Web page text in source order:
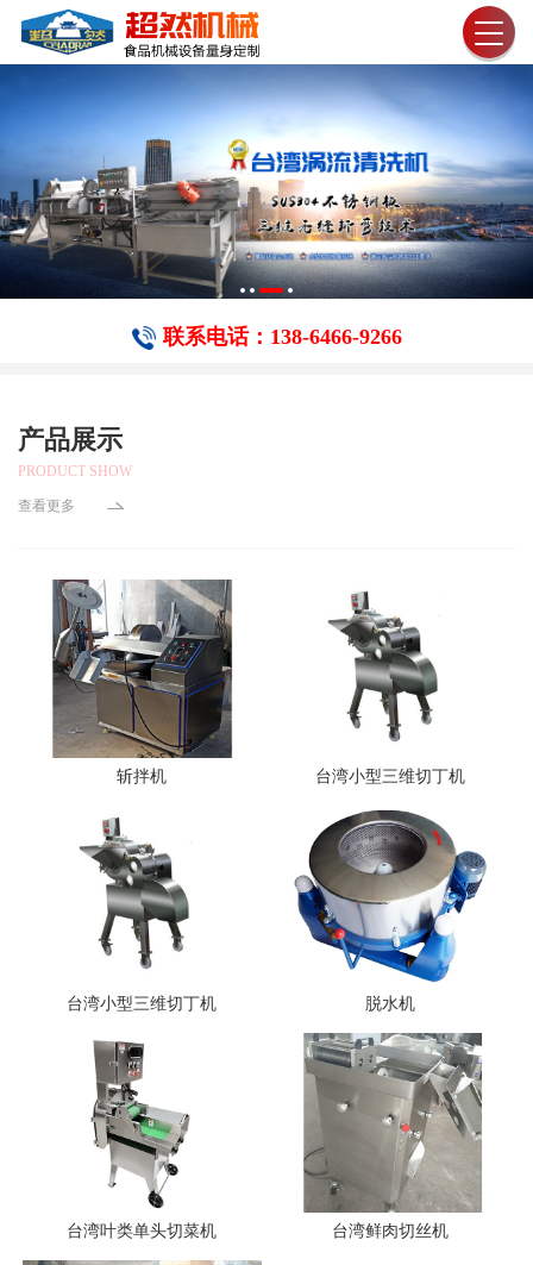
联系电话：138-6466-​9266
产品展示
PRODUCT SHOW
查看更多
斩拌机 台湾小型三维切丁机
台湾小型三维切丁机 脱水机
台湾叶类单头切菜机 台湾鲜肉切丝机